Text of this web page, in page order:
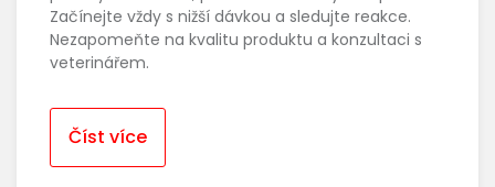
Začínejte vždy s nižší dávkou a sledujte reakce.
Nezapomeňte na kvalitu produktu a konzultaci s
veterinářem.
Číst více